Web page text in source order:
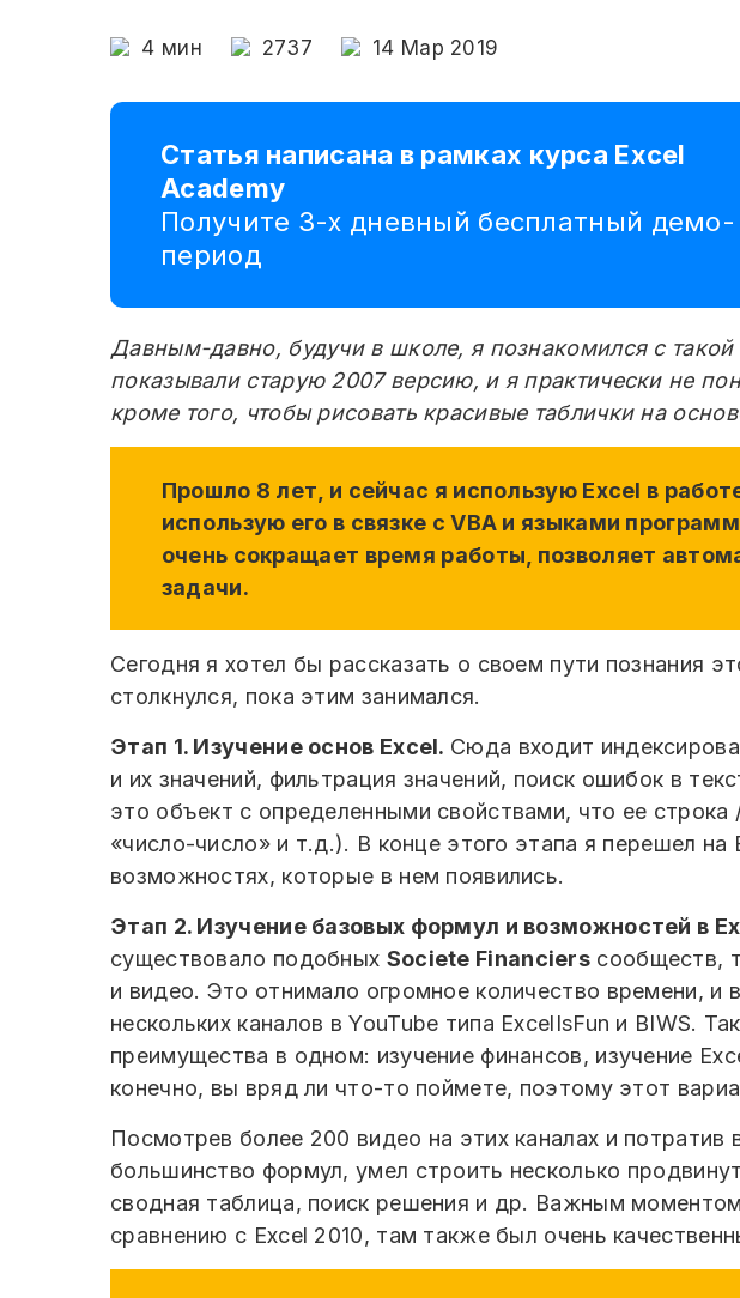
4 мин 2737 14 Мар 2019
Статья написана в рамках курса Excel
Academy
Получите 3-х дневный бесплатный демо-
период
Давным-давно, будучи в школе, я познакомился с
показывали старую 2007 версию, и я практически не
кроме того, чтобы рисовать красивые таблички на
Прошло 8 лет, и сейчас я использую Excel в
использую его в связке с VBA и языками
очень сокращает время работы, позволяет
задачи.
Сегодня я хотел бы рассказать о своем пути познания
столкнулся, пока этим занимался.
Этап 1. Изучение основ Excel. Сюда входит
и их значений, фильтрация значений, поиск ошибок в
это объект с определенными свойствами, что ее
«число-число» и т.д.). В конце этого этапа я перешел
возможностях, которые в нем появились.
Этап 2. Изучение базовых формул и возможностей в
существовало подобных Societe Financiers сообществ,
и видео. Это отнимало огромное количество времени,
нескольких каналов в YouTube типа ExcelIsFun и BIWS.
преимущества в одном: изучение финансов, изучение
конечно, вы вряд ли что-то поймете, поэтому этот
Посмотрев более 200 видео на этих каналах и
большинство формул, умел строить несколько
сводная таблица, поиск решения и др. Важным
сравнению с Excel 2010, там также был очень